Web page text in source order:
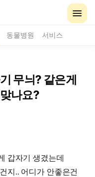
동물병원 서비스
무늬? 같은게
나요?
갑자기 생겼는데
지.. 어디가 안좋은건